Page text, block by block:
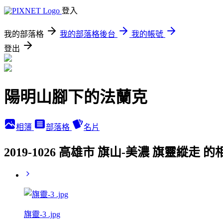
登入
我的部落格 我的部落格後台
我的帳號
登出
陽明山腳下的法蘭克
相簿 部落格 名片
2019-1026 高雄市 旗山-美濃 旗靈縱走 的
旗靈-3 .jpg